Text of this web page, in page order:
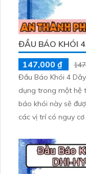
ĐẦU BÁO KHÓI
147,000 ₫
Đầu Báo Khói 4
dụng trong một hệ
báo khói này sẽ
các vị trí có nguy